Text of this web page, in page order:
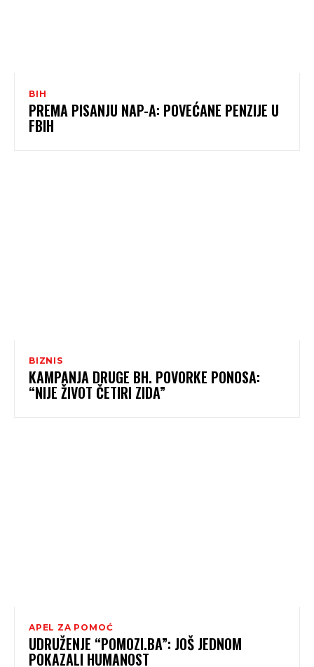
BIH
PREMA PISANJU NAP-A: POVEĆANE PENZIJE U
FBIH
BIZNIS
KAMPANJA DRUGE BH. POVORKE PONOSA:
“NIJE ŽIVOT ČETIRI ZIDA”
APEL ZA POMOĆ
UDRUŽENJE “POMOZI.BA”: JOŠ JEDNOM
POKAZALI HUMANOST